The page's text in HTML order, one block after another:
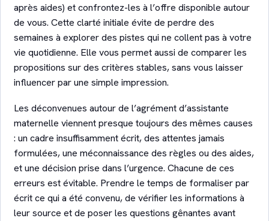
après aides) et confrontez-les à l’offre disponible autour
de vous. Cette clarté initiale évite de perdre des
semaines à explorer des pistes qui ne collent pas à votre
vie quotidienne. Elle vous permet aussi de comparer les
propositions sur des critères stables, sans vous laisser
influencer par une simple impression.
Les déconvenues autour de l’agrément d’assistante
maternelle viennent presque toujours des mêmes causes
: un cadre insuffisamment écrit, des attentes jamais
formulées, une méconnaissance des règles ou des aides,
et une décision prise dans l’urgence. Chacune de ces
erreurs est évitable. Prendre le temps de formaliser par
écrit ce qui a été convenu, de vérifier les informations à
leur source et de poser les questions gênantes avant